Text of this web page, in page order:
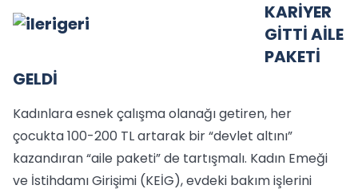
KARİYER
GİTTİ AİLE
PAKETİ
GELDİ
Kadınlara esnek çalışma olanağı getiren, her
çocukta 100-200 TL artarak bir “devlet altını”
kazandıran “aile paketi” de tartışmalı. Kadın Emeği
ve İstihdamı Girişimi (KEİG), evdeki bakım işlerini